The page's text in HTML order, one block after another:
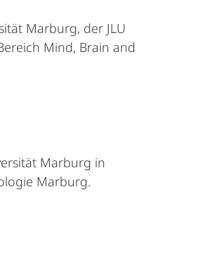
Marburg, der JLU
Mind, Brain and
Marburg in
Marburg.